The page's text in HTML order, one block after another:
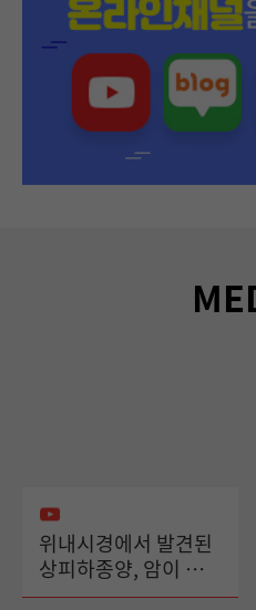
위내시경에서 발견된
상피하종양, 암이 될
수도 있나요?_ 소화기